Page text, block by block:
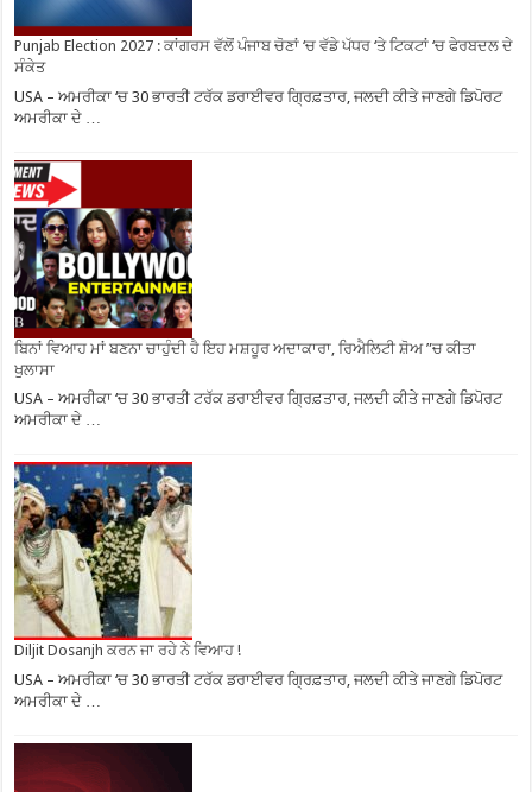
Punjab Election 2027 : ਕਾਂਗਰਸ ਵੱਲੋਂ ਪੰਜਾਬ ਚੋਣਾਂ ‘ਚ ਵੱਡੇ ਪੱਧਰ ‘ਤੇ ਟਿਕਟਾਂ ‘ਚ ਫੇਰਬਦਲ ਦੇ
ਸੰਕੇਤ
USA – ਅਮਰੀਕਾ ‘ਚ 30 ਭਾਰਤੀ ਟਰੱਕ ਡਰਾਈਵਰ ਗ੍ਰਿਫ਼ਤਾਰ, ਜਲਦੀ ਕੀਤੇ ਜਾਣਗੇ ਡਿਪੋਰਟ
ਅਮਰੀਕਾ ਦੇ …
ਬਿਨਾਂ ਵਿਆਹ ਮਾਂ ਬਣਨਾ ਚਾਹੁੰਦੀ ਹੈ ਇਹ ਮਸ਼ਹੂਰ ਅਦਾਕਾਰਾ, ਰਿਐਲਿਟੀ ਸ਼ੋਅ ”ਚ ਕੀਤਾ
ਖੁਲਾਸਾ
USA – ਅਮਰੀਕਾ ‘ਚ 30 ਭਾਰਤੀ ਟਰੱਕ ਡਰਾਈਵਰ ਗ੍ਰਿਫ਼ਤਾਰ, ਜਲਦੀ ਕੀਤੇ ਜਾਣਗੇ ਡਿਪੋਰਟ
ਅਮਰੀਕਾ ਦੇ …
Diljit Dosanjh ਕਰਨ ਜਾ ਰਹੇ ਨੇ ਵਿਆਹ !
USA – ਅਮਰੀਕਾ ‘ਚ 30 ਭਾਰਤੀ ਟਰੱਕ ਡਰਾਈਵਰ ਗ੍ਰਿਫ਼ਤਾਰ, ਜਲਦੀ ਕੀਤੇ ਜਾਣਗੇ ਡਿਪੋਰਟ
ਅਮਰੀਕਾ ਦੇ …